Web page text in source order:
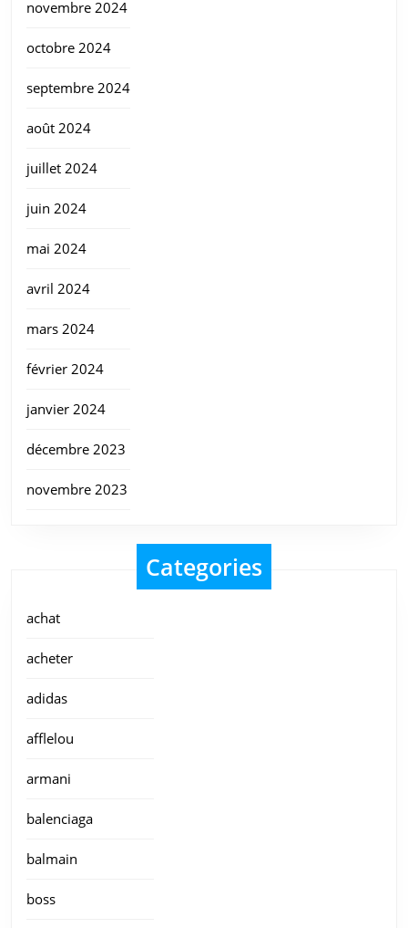
novembre 2024
octobre 2024
septembre 2024
août 2024
juillet 2024
juin 2024
mai 2024
avril 2024
mars 2024
février 2024
janvier 2024
décembre 2023
novembre 2023
Categories
achat
acheter
adidas
afflelou
armani
balenciaga
balmain
boss